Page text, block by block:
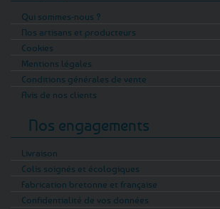
Qui sommes-nous ?
Nos artisans et producteurs
Cookies
Mentions légales
Conditions générales de vente
Avis de nos clients
Nos engagements
Livraison
Colis soignés et écologiques
Fabrication bretonne et française
Confidentialité de vos données